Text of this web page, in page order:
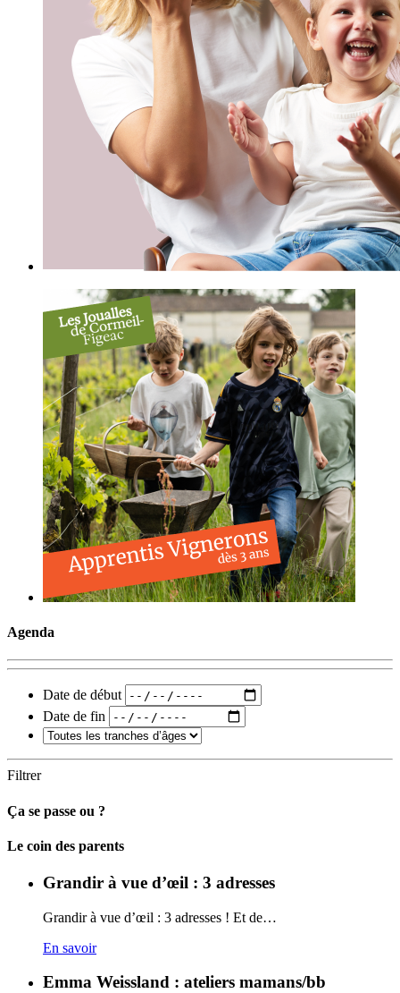
Agenda
Date de début
Date de fin
Filtrer
Ça se passe ou ?
Carto
Le coin des parents
Grandir à vue d’œil : 3 adresses
Grandir à vue d’œil : 3 adresses ! Et de…
En savoir
Emma Weissland : ateliers mamans/bb